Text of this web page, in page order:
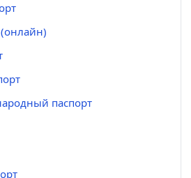
паспорт